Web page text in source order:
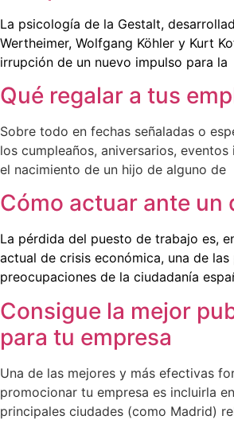
La psicología de la Gestalt,
Wertheimer, Wolfgang Köhler y Kurt
irrupción de un nuevo impulso para la
Qué regalar a tus
Sobre todo en fechas señaladas o
los cumpleaños, aniversarios,
el nacimiento de un hijo de alguno de
Cómo actuar ante un
La pérdida del puesto de trabajo es,
actual de crisis económica, una de las
preocupaciones de la ciudadanía
Consigue la mejor
para tu empresa
Una de las mejores y más efectivas
promocionar tu empresa es incluirla
principales ciudades (como Madrid)